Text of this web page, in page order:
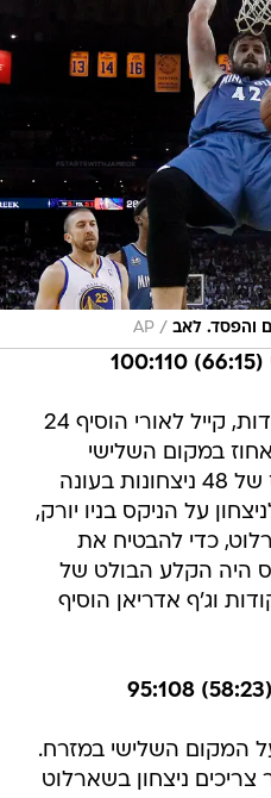
/
AP
גרייביס ואסקז קלע 25 נקודות, קייל לאורי הוסיף 24
במקום השלישי
במזרח, קבעו שיא פרנצ'ייז של 48 ניצחונות בעונה
על הניקס בניו יורק,
כדי להבטיח את
היה הקלע הבולט של
החלשים עם 21 נקודות וג'ף אדריאן הוסיף
המקום השלישי במזרח.
ניצחון בשארלוט